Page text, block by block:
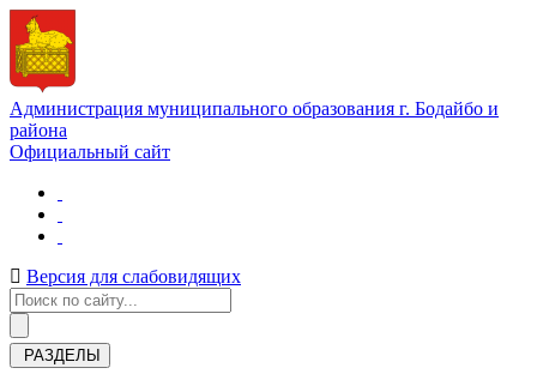
Администрация муниципального образования г. Бодайбо и
района
Официальный сайт
Версия для слабовидящих
РАЗДЕЛЫ